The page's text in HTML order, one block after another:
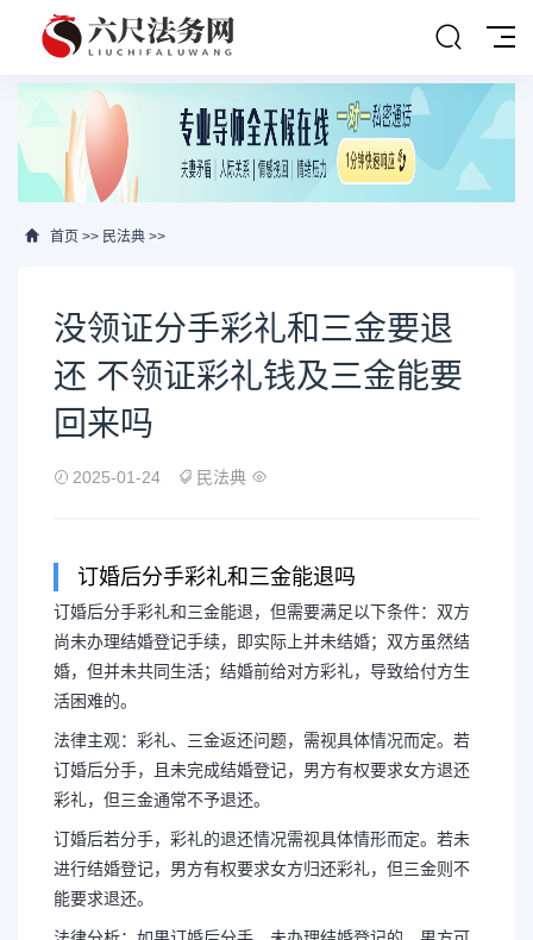
首页 >> 民法典 >>
没领证分手彩礼和三金要退
还 不领证彩礼钱及三金能要
回来吗
2025-01-24 民法典
订婚后分手彩礼和三金能退吗
订婚后分手彩礼和三金能退，但需要满足以下条件：双方
尚未办理结婚登记手续，即实际上并未结婚；双方虽然结
婚，但并未共同生活；结婚前给对方彩礼，导致给付方生
活困难的。
法律主观：彩礼、三金返还问题，需视具体情况而定。若
订婚后分手，且未完成结婚登记，男方有权要求女方退还
彩礼，但三金通常不予退还。
订婚后若分手，彩礼的退还情况需视具体情形而定。若未
进行结婚登记，男方有权要求女方归还彩礼，但三金则不
能要求退还。
没领证分手彩礼和三金
订婚后分手彩礼和三金能退，
方尚未办理结婚登记手续，即实际
婚，但并未共同生活；结婚前给对